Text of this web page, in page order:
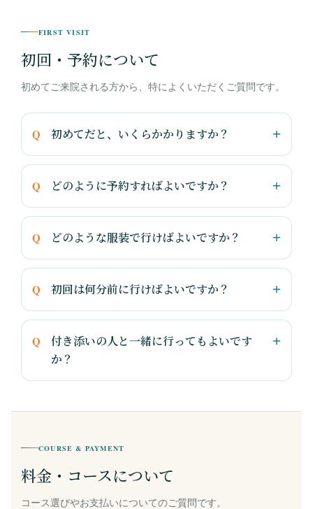
FIRST VISIT
初回・予約について
初めてご来院される方から、特によくいただくご質問です。
初めてだと、いくらかかりますか？
どのように予約すればよいですか？
どのような服装で行けばよいですか？
初回は何分前に行けばよいですか？
付き添いの人と一緒に行ってもよいです
か？
COURSE & PAYMENT
料金・コースについて
コース選びやお支払いについてのご質問です。